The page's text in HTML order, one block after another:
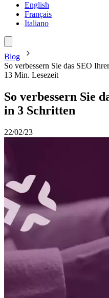
English
Français
Italiano
Blog
So verbessern Sie das SEO
13 Min. Lesezeit
So verbessern Sie
in 3 Schritten
22/02/23